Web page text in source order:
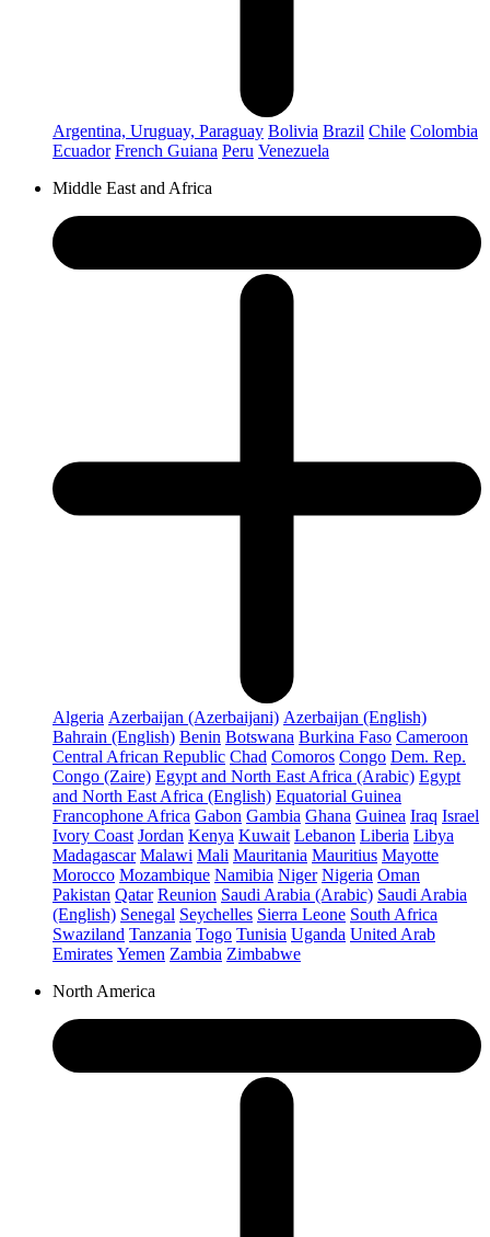
Argentina, Uruguay, Paraguay Bolivia Brazil Chile Colombia
Ecuador French Guiana Peru Venezuela
Middle East and Africa
Algeria Azerbaijan (Azerbaijani) Azerbaijan (English)
Bahrain (English) Benin Botswana Burkina Faso Cameroon
Central African Republic Chad Comoros Congo Dem. Rep.
Congo (Zaire) Egypt and North East Africa (Arabic) Egypt
and North East Africa (English) Equatorial Guinea
Francophone Africa Gabon Gambia Ghana Guinea Iraq Israel
Ivory Coast Jordan Kenya Kuwait Lebanon Liberia Libya
Madagascar Malawi Mali Mauritania Mauritius Mayotte
Morocco Mozambique Namibia Niger Nigeria Oman
Pakistan Qatar Reunion Saudi Arabia (Arabic) Saudi Arabia
(English) Senegal Seychelles Sierra Leone South Africa
Swaziland Tanzania Togo Tunisia Uganda United Arab
Emirates Yemen Zambia Zimbabwe
North America